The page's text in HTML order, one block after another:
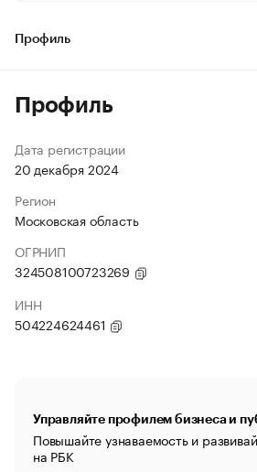
Профиль
Профиль
Дата регистрации
20 декабря 2024
Регион
Московская область
ОГРНИП
324508100723269
ИНН
504224624461
Управляйте профилем бизнеса и
Повышайте узнаваемость и
на РБК